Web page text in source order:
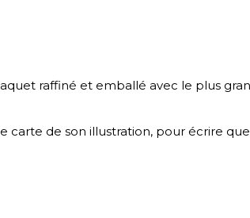
raffiné et emballé avec le plus
de son illustration, pour écrire